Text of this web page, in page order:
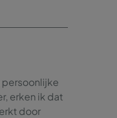
persoonlijke
erken ik dat
door